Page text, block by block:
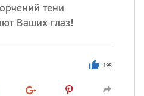
тени
Ваших глаз!
195